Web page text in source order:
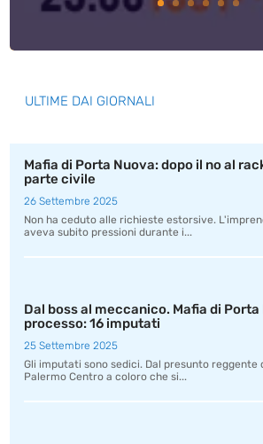
ULTIME DAI GIORNALI
Mafia di Porta Nuova: dopo il no al
parte civile
26 Settembre 2025
Non ha ceduto alle richieste estorsive.
aveva subito pressioni durante i...
Dal boss al meccanico. Mafia di Porta
processo: 16 imputati
25 Settembre 2025
Gli imputati sono sedici. Dal presunto reggente
Palermo Centro a coloro che si...